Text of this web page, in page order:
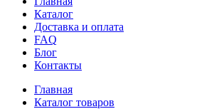
Каталог
Доставка и оплата
FAQ
Блог
Контакты
Главная
Каталог товаров